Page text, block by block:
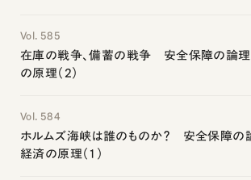
Vol. 585
在庫の戦争、備蓄の戦争 安全保障の論理
の原理（2）
Vol. 584
ホルムズ海峡は誰のものか？ 安全保障の
経済の原理（1）